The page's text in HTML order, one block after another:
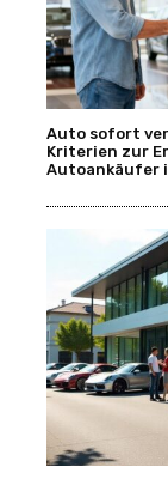
Auto sofort
Kriterien zur
Autoankäufer